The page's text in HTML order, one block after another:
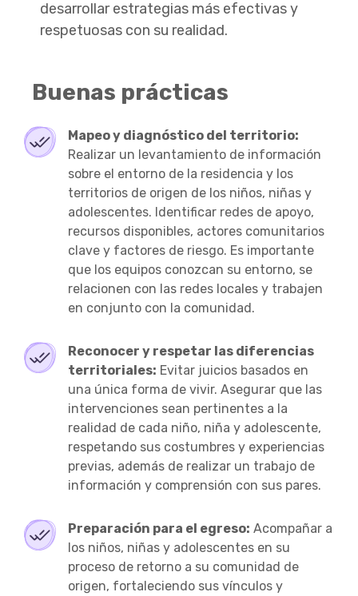
desarrollar estrategias más efectivas y
respetuosas con su realidad.
Buenas prácticas
Mapeo y diagnóstico del territorio:
Realizar un levantamiento de información
sobre el entorno de la residencia y los
territorios de origen de los niños, niñas y
adolescentes. Identificar redes de apoyo,
recursos disponibles, actores comunitarios
clave y factores de riesgo. Es importante
que los equipos conozcan su entorno, se
relacionen con las redes locales y trabajen
en conjunto con la comunidad.
Reconocer y respetar las diferencias
territoriales: Evitar juicios basados en
una única forma de vivir. Asegurar que las
intervenciones sean pertinentes a la
realidad de cada niño, niña y adolescente,
respetando sus costumbres y experiencias
previas, además de realizar un trabajo de
información y comprensión con sus pares.
Preparación para el egreso: Acompañar a
los niños, niñas y adolescentes en su
proceso de retorno a su comunidad de
origen, fortaleciendo sus vínculos y